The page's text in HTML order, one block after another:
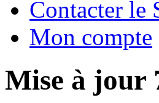
Contacter le
Mon compte
Mise à jour